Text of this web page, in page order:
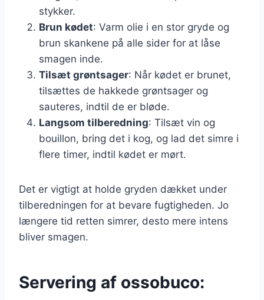
stykker.
Brun kødet: Varm olie i en stor gryde og
brun skankene på alle sider for at låse
smagen inde.
Tilsæt grøntsager: Når kødet er brunet,
tilsættes de hakkede grøntsager og
sauteres, indtil de er bløde.
Langsom tilberedning: Tilsæt vin og
bouillon, bring det i kog, og lad det simre i
flere timer, indtil kødet er mørt.
Det er vigtigt at holde gryden dækket under
tilberedningen for at bevare fugtigheden. Jo
længere tid retten simrer, desto mere intens
bliver smagen.
Servering af ossobuco: